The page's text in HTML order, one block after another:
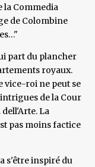
la Commedia
de Colombine
part du plancher
royaux.
vice-roi ne peut se
de la Cour
La
pas moins factice
s'être inspiré du